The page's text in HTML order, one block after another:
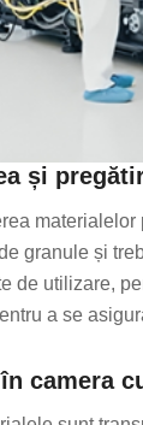
și
granule și
de utilizare,
a se
camera